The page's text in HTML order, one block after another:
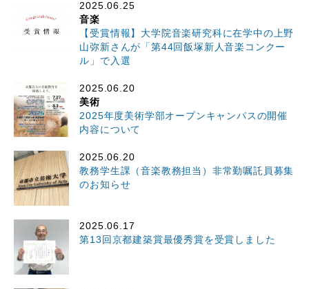
2025.06.25
音楽
【受賞情報】大学院音楽研究科に在学中の上野
山弥新さんが「第44回飯塚新人音楽コンクー
ル」で入選
2025.06.20
美術
2025年度美術学部オープンキャンパスの開催
内容について
2025.06.20
教務学生課（音楽教務担当）非常勤嘱託員募集
のお知らせ
2025.06.17
第13回京都建築賞最優秀賞を受賞しました